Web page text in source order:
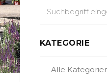
KATEGORIE